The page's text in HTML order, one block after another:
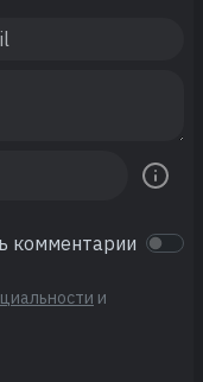
комментарии
и